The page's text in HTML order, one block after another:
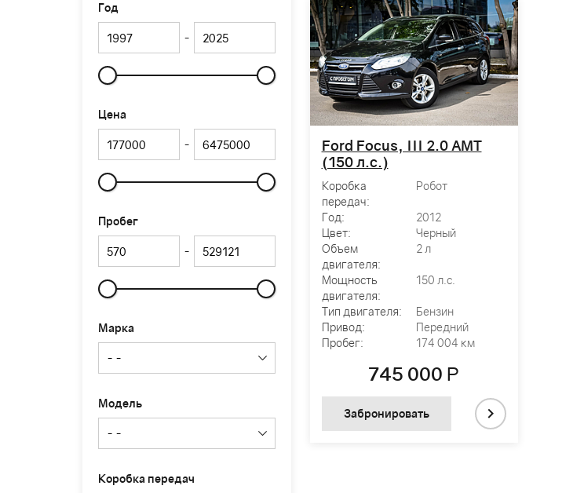
Год
-
Цена
-
Пробег
-
Марка
Модель
Коробка передач
Ford Focus, III 2.0 AMT
(150 л.с.)
Коробка
передач:
Робот
Год:
2012
Цвет:
Черный
Объем
двигателя:
2 л
Мощность
двигателя:
150 л.с.
Тип двигателя:
Бензин
Привод:
Передний
Пробег:
174 004 км
745 000 Р
Забронировать